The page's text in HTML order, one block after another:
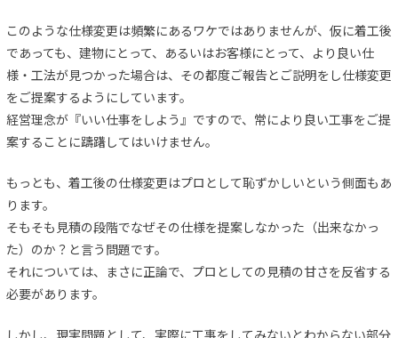
このような仕様変更は頻繁にあるワケではありませんが、仮に着工後
であっても、建物にとって、あるいはお客様にとって、より良い仕
様・工法が見つかった場合は、その都度ご報告とご説明をし仕様変更
をご提案するようにしています。
経営理念が『いい仕事をしよう』ですので、常により良い工事をご提
案することに躊躇してはいけません。
もっとも、着工後の仕様変更はプロとして恥ずかしいという側面もあ
ります。
そもそも見積の段階でなぜその仕様を提案しなかった（出来なかっ
た）のか？と言う問題です。
それについては、まさに正論で、プロとしての見積の甘さを反省する
必要があります。